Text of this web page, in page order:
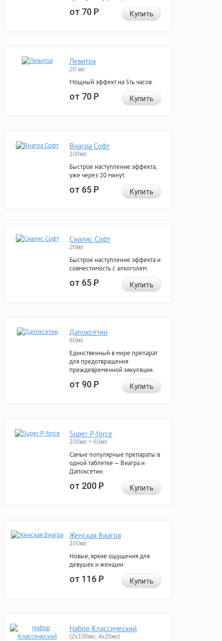
от 70Р Купить
Левитра
20 мг
Мощный эффект на 5ть часов.
от 70Р Купить
Виагра Софт
100мг
Быстрое наступление эффекта,
уже через 20 минут.
от 65Р Купить
Сиалис Софт
20мг
Быстрое наступление эффекта и
совместимость с алкоголем.
от 65Р Купить
Дапоксетин
60мг
Единственный в мире препарат
для предотвращения
преждевременной эякуляции.
от 90Р Купить
Super P-force
100мг + 60мг
Самые популярные препараты в
одной таблетке — Виагра и
Дапоксетин.
от 200Р Купить
Женская Виагра
100мг
Новые, яркие ощущения для
девушек и женщин.
от 116Р Купить
Набор Классический
(2x100мг, 4x20мг)